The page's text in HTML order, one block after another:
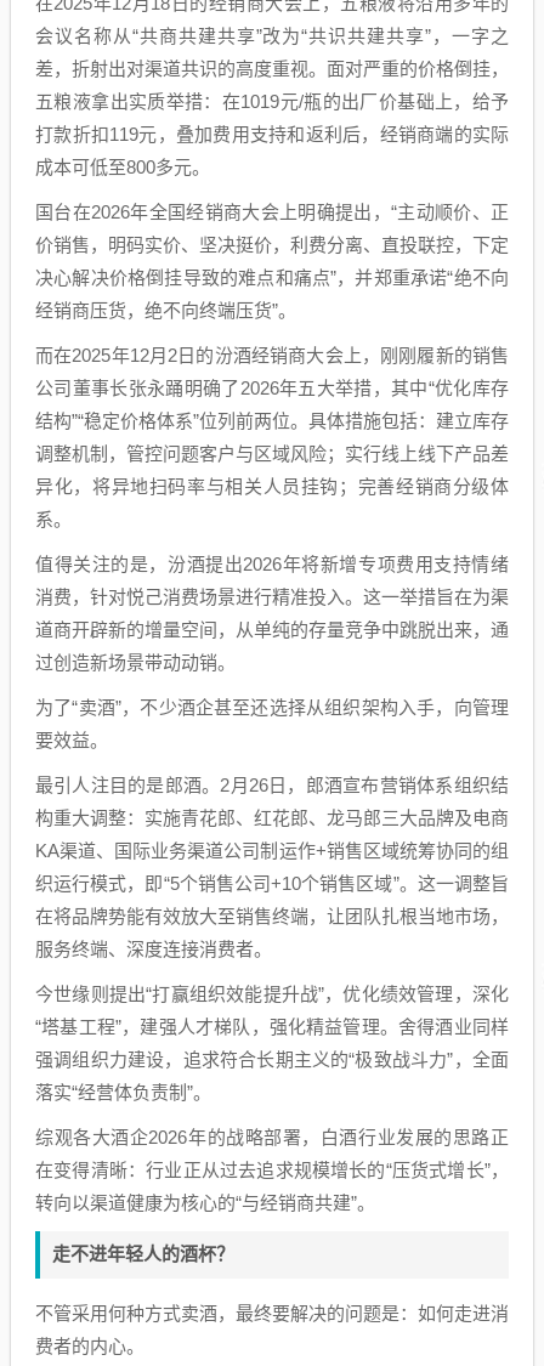
会议名称从“共商共建共享”改为“共识共建共享”，一字之
差，折射出对渠道共识的高度重视。面对严重的价格倒挂，
五粮液拿出实质举措：在1019元/瓶的出厂价基础上，给予
打款折扣119元，叠加费用支持和返利后，经销商端的实际
成本可低至800多元。
国台在2026年全国经销商大会上明确提出，“主动顺价、正
价销售，明码实价、坚决挺价，利费分离、直投联控，下定
决心解决价格倒挂导致的难点和痛点”，并郑重承诺“绝不向
经销商压货，绝不向终端压货”。
而在2025年12月2日的汾酒经销商大会上，刚刚履新的销售
公司董事长张永踊明确了2026年五大举措，其中“优化库存
结构”“稳定价格体系”位列前两位。具体措施包括：建立库存
调整机制，管控问题客户与区域风险；实行线上线下产品差
异化，将异地扫码率与相关人员挂钩；完善经销商分级体
系。
值得关注的是，汾酒提出2026年将新增专项费用支持情绪
消费，针对悦己消费场景进行精准投入。这一举措旨在为渠
道商开辟新的增量空间，从单纯的存量竞争中跳脱出来，通
过创造新场景带动动销。
为了“卖酒”，不少酒企甚至还选择从组织架构入手，向管理
要效益。
最引人注目的是郎酒。2月26日，郎酒宣布营销体系组织结
构重大调整：实施青花郎、红花郎、龙马郎三大品牌及电商
KA渠道、国际业务渠道公司制运作+销售区域统筹协同的组
织运行模式，即“5个销售公司+10个销售区域”。这一调整旨
在将品牌势能有效放大至销售终端，让团队扎根当地市场，
服务终端、深度连接消费者。
今世缘则提出“打赢组织效能提升战”，优化绩效管理，深化
“塔基工程”，建强人才梯队，强化精益管理。舍得酒业同样
强调组织力建设，追求符合长期主义的“极致战斗力”，全面
落实“经营体负责制”。
综观各大酒企2026年的战略部署，白酒行业发展的思路正
在变得清晰：行业正从过去追求规模增长的“压货式增长”，
转向以渠道健康为核心的“与经销商共建”。
走不进年轻人的酒杯？
不管采用何种方式卖酒，最终要解决的问题是：如何走进消
费者的内心。